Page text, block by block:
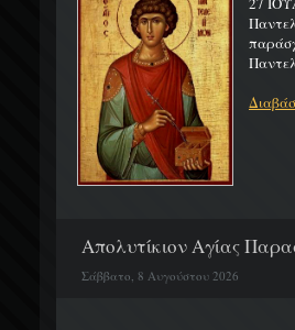
Απολυτίκιον Αγίας
Σάββατο, 8 Αυγούστου 2026